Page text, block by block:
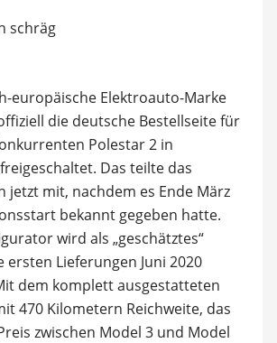
europäische Elektroauto-Marke
die deutsche Bestellseite für
Polestar 2 in
Das teilte das
jetzt mit, nachdem es Ende März
bekannt gegeben hatte.
wird als „geschätztes“
ersten Lieferungen Juni 2020
dem komplett ausgestatteten
470 Kilometern Reichweite, das
zwischen Model 3 und Model